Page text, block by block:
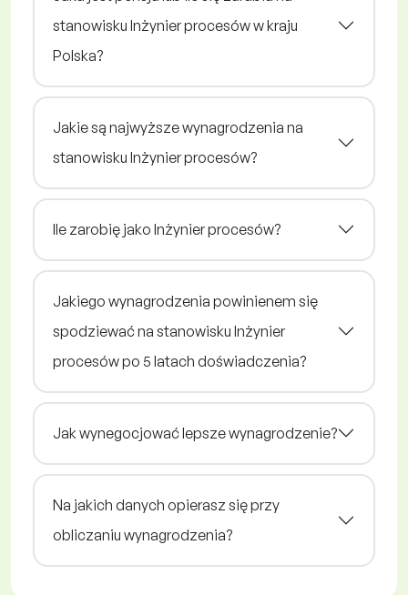
stanowisku Inżynier procesów w kraju
Polska?
Jakie są najwyższe wynagrodzenia na
stanowisku Inżynier procesów?
Ile zarobię jako Inżynier procesów?
Jakiego wynagrodzenia powinienem się
spodziewać na stanowisku Inżynier
procesów po 5 latach doświadczenia?
Jak wynegocjować lepsze wynagrodzenie?
Na jakich danych opierasz się przy
obliczaniu wynagrodzenia?